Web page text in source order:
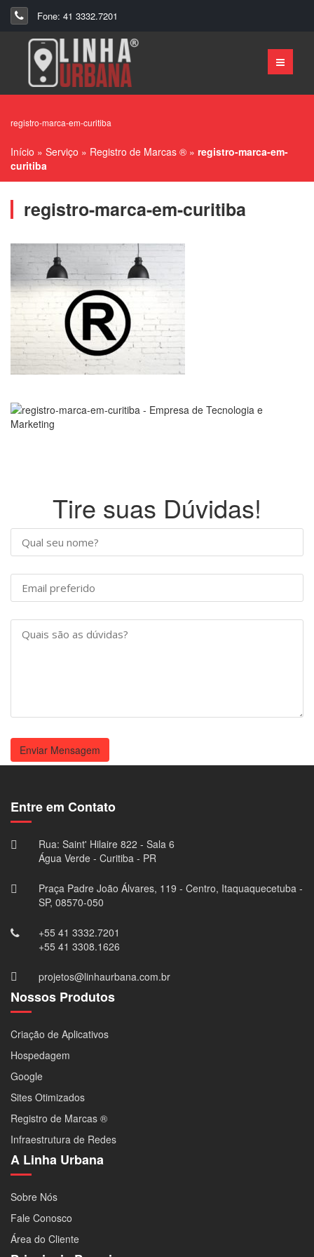
Fone: 41 3332.7201
registro-marca-em-curitiba
Início » Serviço » Registro de Marcas ® » registro-marca-em-
curitiba
registro-marca-em-curitiba
Tire suas Dúvidas!
Enviar Mensagem
Entre em Contato
Rua: Saint' Hilaire 822 - Sala 6
Água Verde - Curitiba - PR
Praça Padre João Álvares, 119 - Centro, Itaquaquecetuba -
SP, 08570-050
+55 41 3332.7201
+55 41 3308.1626
projetos@linhaurbana.com.br
Nossos Produtos
Criação de Aplicativos
Hospedagem
Google
Sites Otimizados
Registro de Marcas ®
Infraestrutura de Redes
A Linha Urbana
Sobre Nós
Fale Conosco
Área do Cliente